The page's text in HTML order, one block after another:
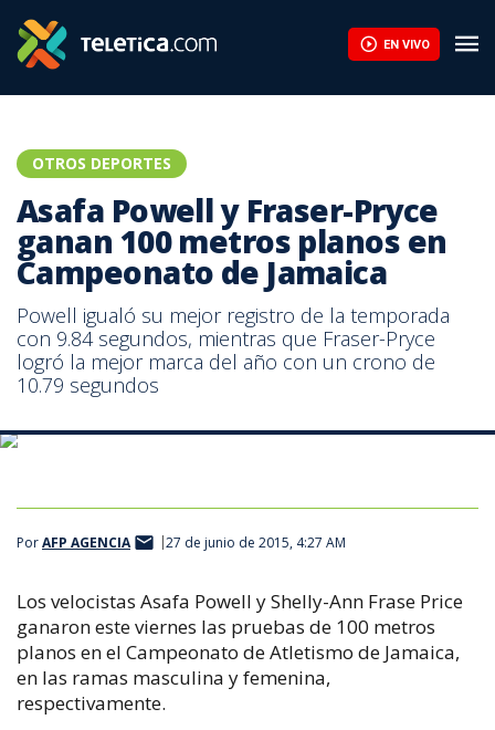
EN VIVO
OTROS DEPORTES
Asafa Powell y Fraser-Pryce
ganan 100 metros planos en
Campeonato de Jamaica
Powell igualó su mejor registro de la temporada
con 9.84 segundos, mientras que Fraser-Pryce
logró la mejor marca del año con un crono de
10.79 segundos
Asafa Powell igualó su mejor registro de la temporada con 9.84
PorAFP AGENCIA 27 de junio de 2015, 4:27 AM
Los velocistas Asafa Powell y Shelly-Ann Frase Price
ganaron este viernes las pruebas de 100 metros
planos en el Campeonato de Atletismo de Jamaica,
en las ramas masculina y femenina,
respectivamente.